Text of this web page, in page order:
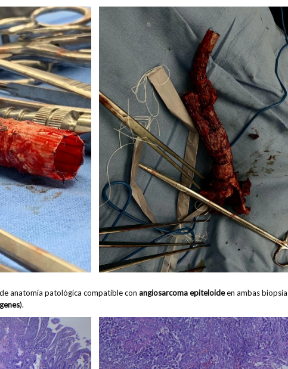
anatomía patológica compatible con angiosarcoma epiteloideen ambas
).